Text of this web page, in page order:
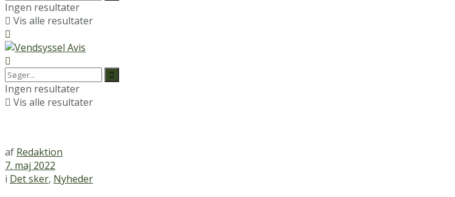
Ingen resultater
Vis alle resultater
Ingen resultater
Vis alle resultater
af Redaktion
7. maj 2022
i Det sker, Nyheder